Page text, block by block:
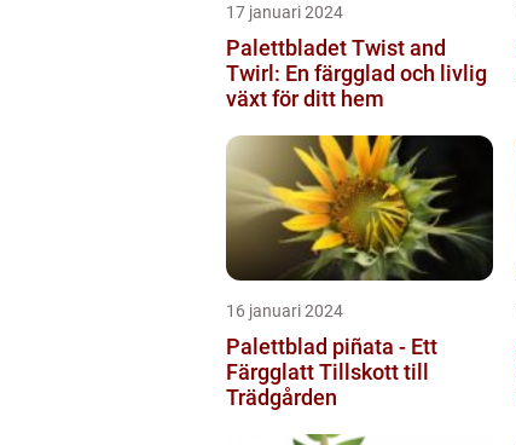
17 januari 2024
Palettbladet Twist and
Twirl: En färgglad och livlig
växt för ditt hem
16 januari 2024
Palettblad piñata - Ett
Färgglatt Tillskott till
Trädgården